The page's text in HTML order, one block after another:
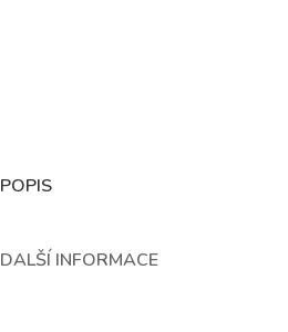
POPIS
DALŠÍ INFORMACE